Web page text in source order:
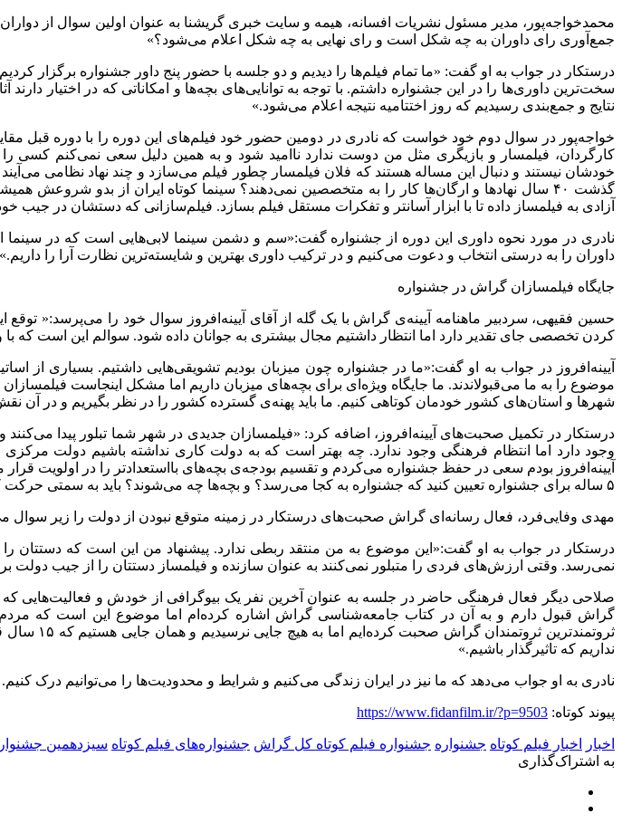
محمد‌خواجه‌پور، مدیر مسئول نشریات افسانه، هیمه و سایت خبری گریشنا به عنوان اولین سوال از
جمع‌آوری رای داوران به چه شکل است و رای نهایی به چه شکل اعلام می‌شود؟»
درستکار در جواب به او گفت: «ما تمام فیلم‌ها را دیدیم و دو جلسه با حضور پنج داور جشنواره برگزار
سخت‌ترین داوری‌ها را در این جشنواره داشتم. با توجه به توانایی‌های بچه‌ها و امکاناتی که در اختیار
نتایج و جمع‌بندی رسیدیم که روز اختتامیه نتیجه اعلام می‌شود.»
خواجه‌پور در سوال دوم خود خواست که نادری در دومین حضور خود فیلم‌های این دوره را با دوره قبل
کارگردان، فیلمسار و بازیگری مثل من دوست ندارد ناامید شود و به همین دلیل سعی نمی‌کنم کسی
خودشان نیستند و دنبال این مساله هستند که فلان فیلمسار چطور فیلم می‌سازد و چند نهاد نظامی
گذشت ۴۰سال نهادها و ارگان‌ها کار را به متخصصین نمی‌دهند؟ سینما کوتاه ایران از بدو شروعش
آزادی به فیلمساز داده تا با ابزار آسانتر و تفکرات مستقل فیلم بسازد. فیلم‌سازانی که دستشان در
نادری در مورد نحوه داوری این دوره از جشنواره گفت:«سم و دشمن سینما لابی‌هایی است که در سینما
داوران را به درستی انتخاب و دعوت می‌کنیم و در ترکیب داوری بهترین و شایسته‌ترین نظارت آرا را داریم.»
جایگاه فیلمسازان گراش در جشنواره
حسین فقیهی، سردبیر ماهنامه آیینه‌ی گراش با یک گله از آقای آیینه‌افروز سوال خود را می‌پرسد:« توقع
کردن تخصصی جای تقدیر دارد اما انتظار داشتیم مجال بیشتری به جوانان داده شود. سوالم این است که با
آیینه‌افروز در جواب به او گفت:«ما در جشنواره چون میزبان بودیم تشویقی‌هایی داشتیم. بسیاری از
موضوع را به ما می‌قبولاندند. ما جایگاه ویژه‌ای برای بچه‌های میزبان داریم اما مشکل اینجاست
شهرها و استان‌های کشور خودمان کوتاهی کنیم. ما باید پهنه‌ی گسترده کشور را در نظر بگیریم و در آن
درستکار در تکمیل صحبت‌های آیینه‌افروز، اضافه کرد: «فیلمسازان جدیدی در شهر شما تبلور پیدا
وجود دارد اما انتظام فرهنگی وجود ندارد. چه بهتر است که به دولت کاری نداشته باشیم دولت
آیینه‌افروز بودم سعی در حفظ جشنواره می‌کردم و تقسیم بودجه‌ی بچههای بااستعدادتر را در اولویت
۵ ساله برای جشنواره تعیین کنید که جشنواره به کجا می‌رسد؟ و بچه‌ها چه می‌شوند؟ باید به سمتی
مهدی وفایی‌فرد، فعال رسانه‌ای گراش صحبت‌های درستکار در زمینه متوقع نبودن از دولت را زیر سوال
درستکار در جواب به او گفت:«این موضوع به من منتقد ربطی ندارد. پیشنهاد من این است که دستتان
نمی‌رسد. وقتی ارزش‌های فردی را متبلور نمی‌کنند به عنوان سازنده و فیلمساز دستتان را از جیب دولت
صلاحی دیگر فعال فرهنگی حاضر در جلسه به عنوان آخرین نفر یک بیوگرافی از خودش و فعالیت‌هایی
گراش قبول دارم و به آن در کتاب جامعه‌شناسی گراش اشاره کرده‌ام اما موضوع این است که
ثروتمندترین ثروتمندان گراش صحبت کرده‌ایم اما به هیچ جایی نرسیدیم و همان جایی هستیم که ۱۵ سال
نداریم که تاثیرگذار باشیم.»
نادری به او جواب می‌دهد که ما نیز در ایران زندگی می‌کنیم و شرایط و محدودیت‌ها را می‌توانیم درک کنیم.
پیوند کوتاه: https://www.fidanfilm.ir/?p=9503
اخبار اخبار فیلم کوتاه جشنواره جشنواره فیلم کوتاه کل گراش جشنواره‌های فیلم کوتاه سیزدهمین
به اشتراک‌گذاری